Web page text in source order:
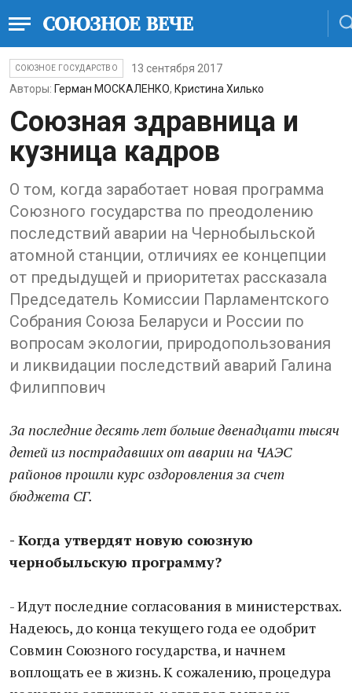
СОЮЗНОЕ ГОСУДАРСТВО
13 сентября 2017
Авторы: Герман МОСКАЛЕНКО, Кристина Хилько
Союзная здравница и
кузница кадров
О том, когда заработает новая программа
Союзного государства по преодолению
последствий аварии на Чернобыльской
атомной станции, отличиях ее концепции
от предыдущей и приоритетах рассказала
Председатель Комиссии Парламентского
Собрания Союза Беларуси и России по
вопросам экологии, природопользования
и ликвидации последствий аварий Галина
Филиппович
За последние десять лет больше двенадцати тысяч
детей из пострадавших от аварии на ЧАЭС
районов прошли курс оздоровления за счет
бюджета СГ.
- Когда утвердят новую союзную
чернобыльскую программу?
- Идут последние согласования в министерствах.
Надеюсь, до конца текущего года ее одобрит
Совмин Союзного государства, и начнем
воплощать ее в жизнь. К сожалению, процедура